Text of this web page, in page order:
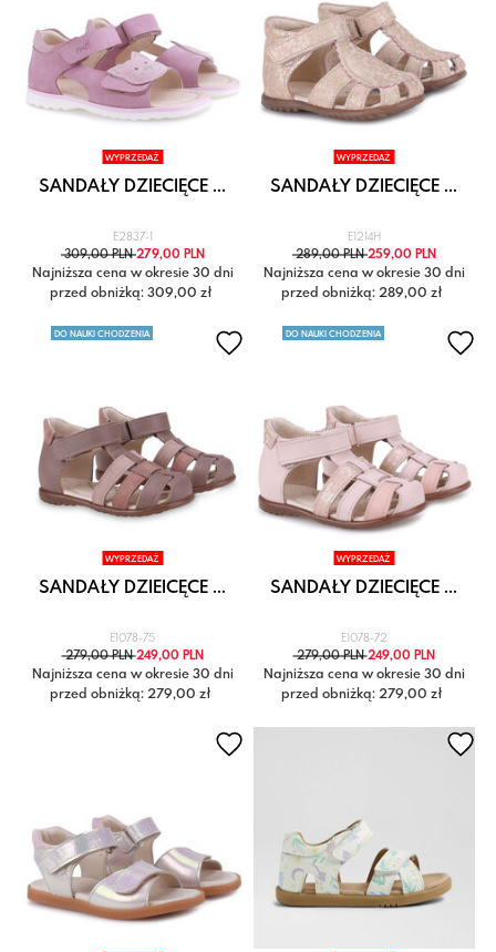
WYPRZEDAŻ
SANDAŁY DZIECIĘCE ...
E2837-1
309,00 PLN279,00 PLN
Najniższa cena w okresie 30 dni
przed obniżką: 309,00 zł
WYPRZEDAŻ
SANDAŁY DZIECIĘCE ...
E1214H
289,00 PLN259,00 PLN
Najniższa cena w okresie 30 dni
przed obniżką: 289,00 zł
DO NAUKI CHODZENIA
WYPRZEDAŻ
SANDAŁY DZIEICĘCE ...
E1078-75
279,00 PLN249,00 PLN
Najniższa cena w okresie 30 dni
przed obniżką: 279,00 zł
DO NAUKI CHODZENIA
WYPRZEDAŻ
SANDAŁY DZIECIĘCE ...
E1078-72
279,00 PLN249,00 PLN
Najniższa cena w okresie 30 dni
przed obniżką: 279,00 zł